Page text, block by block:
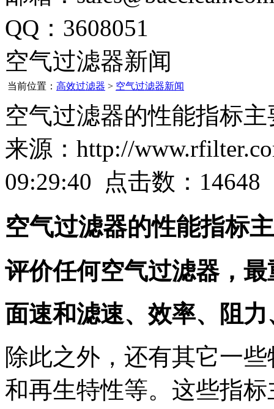
QQ：3608051
空气过滤器新闻
当前位置： 高效过滤器 > 空气过滤器新闻
空气过滤器的性能指标
来源：http://
09:29:40 点击数：14648
空气过滤器的性能指标
评价任何空气过滤器，
面速和滤速、效率、阻
除此之外，还有其它一
和再生特性等。这些指